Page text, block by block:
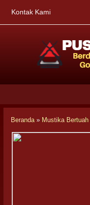
Kontak Kami
Beranda» Mustika